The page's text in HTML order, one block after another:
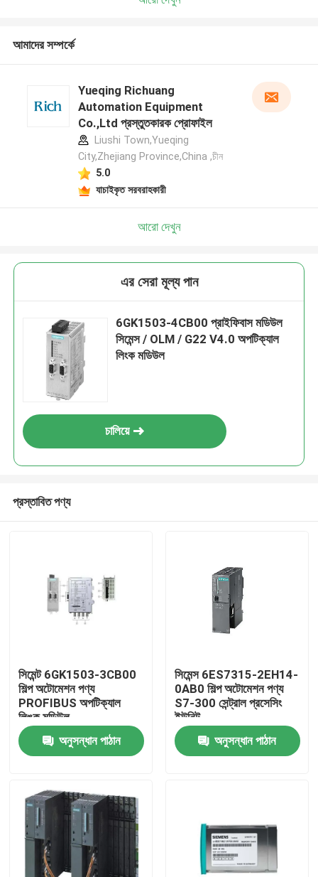
পণ্য
আমাদের সম্পর্কে
আমাদের সম্পর্কে
Yueqing Richuang
Automation Equipment
Co.,Ltd প্রস্তুতকারক প্রোফাইল
Liushi Town,Yueqing
City,Zhejiang Province,China ,চীন
5.0
যাচাইকৃত সরবরাহকারী
আরো দেখুন
এর সেরা মূল্য পান
6GK1503-4CB00 প্রাইফিবাস মডিউল
সিমেন্স / OLM / G22 V4.0 অপটিক্যাল
লিংক মডিউল
চালিয়ে
প্রস্তাবিত পণ্য
সিমেন্ট 6GK1503-3CB00
শিল্প অটোমেশন পণ্য
PROFIBUS অপটিক্যাল
লিঙ্ক মডিউল
অনুসন্ধান পাঠান
সিমেন্স 6ES7315-2EH14-
0AB0 শিল্প অটোমেশন পণ্য
S7-300 সেন্ট্রাল প্রসেসিং
ইউনিট
অনুসন্ধান পাঠান